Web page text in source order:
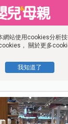
網站使用cookies分析
， 關於更多
我知道了